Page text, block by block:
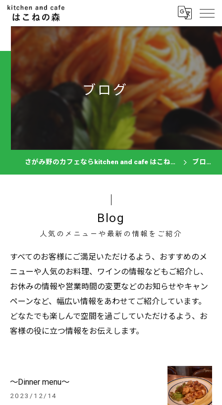
ブログ
さがみ野のカフェならkitchen and cafe はこねの森 ブログ
Blog
人気のメニューや最新の情報をご紹介
すべてのお客様にご満足いただけるよう、おすすめのメ
ニューや人気のお料理、ワインの情報などもご紹介し、
お休みの情報や営業時間の変更などのお知らせやキャン
ペーンなど、幅広い情報をあわせてご紹介しています。
どなたでも楽しんで空間を過ごしていただけるよう、お
客様の役に立つ情報をお伝えします。
～Dinner menu～
2023/12/14